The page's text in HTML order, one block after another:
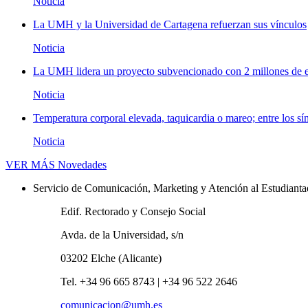
La UMH y la Universidad de Cartagena refuerzan sus vínculos
Noticia
La UMH lidera un proyecto subvencionado con 2 millones de
Noticia
Temperatura corporal elevada, taquicardia o mareo; entre los
Noticia
VER MÁS Novedades
Servicio de Comunicación, Marketing y Atención al
Edif. Rectorado y Consejo Social
Avda. de la Universidad, s/n
03202 Elche (Alicante)
Tel. +34 96 665 8743 | +34 96 522 2646
comunicacion@umh.es